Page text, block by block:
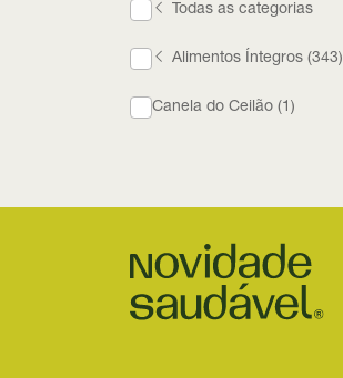
Todas as categorias
Alimentos Íntegros (343)
Canela do Ceilão (1)